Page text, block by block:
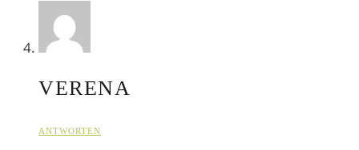
VERENA
ANTWORTEN